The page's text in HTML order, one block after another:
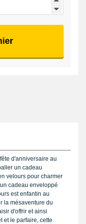
d'anniversaire au
un cadeau
velours pour charmer
cadeau enveloppé
est enfantin au
la mésaventure du
d'offrir et ainsi
et le parfaire, cette